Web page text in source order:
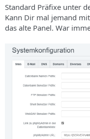
e
s
T
e
m
g
s
d
a
u
Standard Präfixe unter
Kann Dir mal jemand
das alte Panel. War